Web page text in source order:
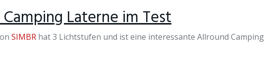
Camping Laterne im Test
SIMBR hat 3 Lichtstufen und ist eine interessante Allround Camping